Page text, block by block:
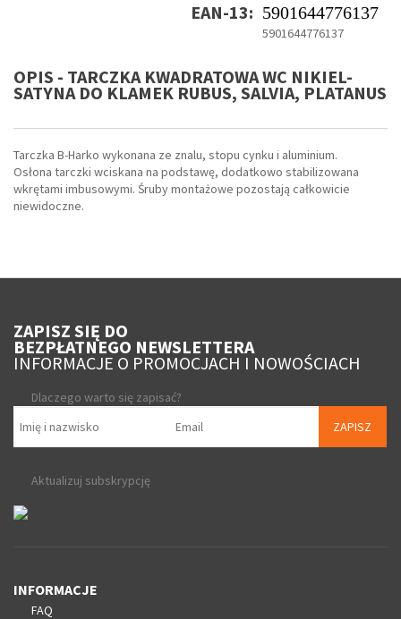
EAN-13: 5901644776137
5901644776137
OPIS - TARCZKA KWADRATOWA WC NIKIEL-
SATYNA DO KLAMEK RUBUS, SALVIA, PLATANUS
Tarczka B-Harko wykonana ze znalu, stopu cynku i aluminium.
Osłona tarczki wciskana na podstawę, dodatkowo stabilizowana
wkrętami imbusowymi. Śruby montażowe pozostają całkowicie
niewidoczne.
ZAPISZ SIĘ DO
BEZPŁATNEGO NEWSLETTERA
INFORMACJE O PROMOCJACH I NOWOŚCIACH
Dlaczego warto się zapisać?
ZAPISZ
Aktualizuj subskrypcję
INFORMACJE
FAQ